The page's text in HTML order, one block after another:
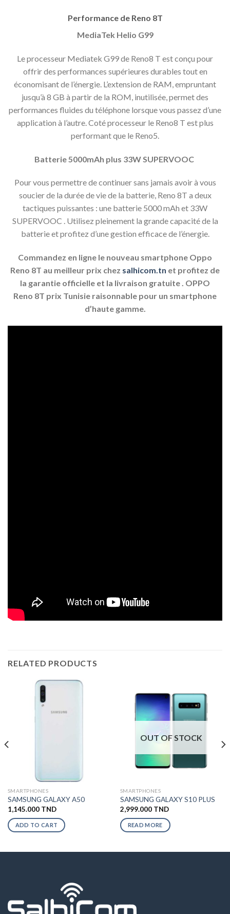
Performance de Reno 8T
MediaTek Helio G99
Le processeur Mediatek G99 de Reno8 T est conçu pour
offrir des performances supérieures durables tout en
économisant de l’énergie. L’extension de RAM, empruntant
jusqu’à 8 GB à partir de la ROM, inutilisée, permet des
performances fluides du téléphone lorsque vous passez d’une
application à l’autre. Coté processeur le Reno8 T est plus
performant que le Reno5.
Batterie 5000mAh plus 33W SUPERVOOC
Pour vous permettre de continuer sans jamais avoir à vous
soucier de la durée de vie de la batterie, Reno 8T a deux
tactiques puissantes : une batterie 5000 mAh et 33W
SUPERVOOC . Utilisez pleinement la grande capacité de la
batterie et profitez d’une gestion efficace de l’énergie.
Commandez en ligne le nouveau smartphone Oppo
Reno 8T au meilleur prix chez salhicom.tn et profitez de
la garantie officielle et la livraison gratuite . OPPO
Reno 8T prix Tunisie raisonnable pour un smartphone
d’haute gamme.
RELATED PRODUCTS
SMARTPHONES
SAMSUNG GALAXY A50
1,145.000 TND
ADD TO CART
OUT OF STOCK
SMARTPHONES
SAMSUNG GALAXY S10 PLUS
2,999.000 TND
READ MORE